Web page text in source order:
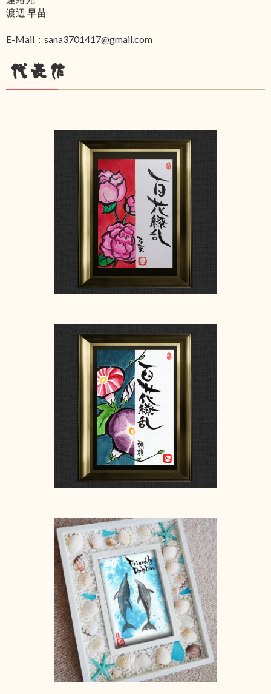
渡辺 早苗
E-Mail：sana3701417@gmail.com
代表作